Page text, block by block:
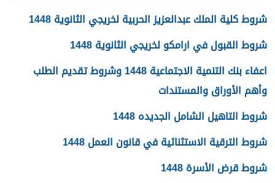
شروط كلية الملك عبدالعزيز الحربية لخريجي الثانوية 1448
شروط القبول في ارامكو لخريجي الثانوية 1448
اعفاء بنك التنمية الاجتماعية 1448 وشروط تقديم الطلب
وأهم الأوراق والمستندات
شروط التاهيل الشامل الجديده 1448
شروط الترقية الاستثنائية في قانون العمل 1448
شروط قرض الأسرة 1448